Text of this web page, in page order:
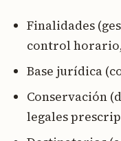
Finalidades
control
Base jurídica
Conservación
legales